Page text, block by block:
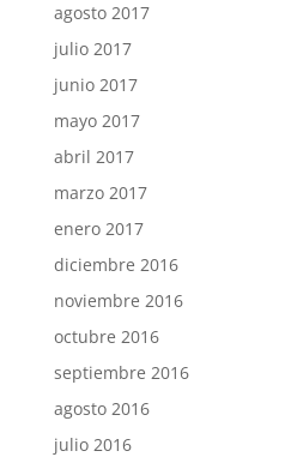
agosto 2017
julio 2017
junio 2017
mayo 2017
abril 2017
marzo 2017
enero 2017
diciembre 2016
noviembre 2016
octubre 2016
septiembre 2016
agosto 2016
julio 2016